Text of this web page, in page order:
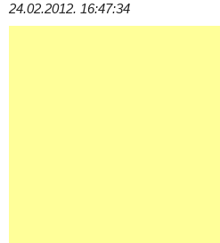
24.02.2012. 16:47:34